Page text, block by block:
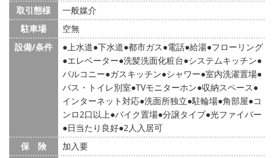
取引態様
一般媒介
駐車場
空無
設備/条件
上水道 下水道 都市ガス 電話 給湯 フローリング
エレベーター 洗髪洗面化粧台 システムキッチン
バルコニー ガスキッチン シャワー 室内洗濯置場
バス・トイレ別室 TVモニターホン 収納スペース
インターネット対応 洗面所独立 駐輪場 角部屋 コ
ンロ2口以上 バイク置場 分譲タイプ 光ファイバー
日当たり良好 2人入居可
保 険
加入要